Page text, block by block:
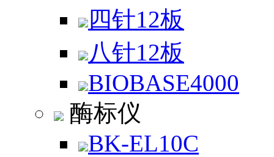
四针12板
八针12板
BIOBASE4000
酶标仪
BK-EL10C